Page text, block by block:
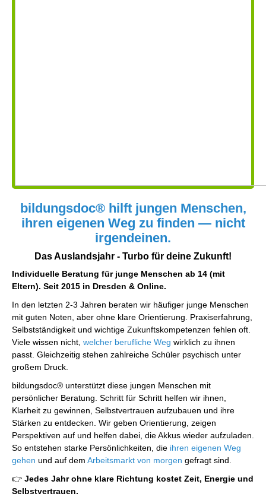
bildungsdoc® hilft jungen Menschen,
ihren eigenen Weg zu finden — nicht
irgendeinen.
Das Auslandsjahr - Turbo für deine Zukunft!
Individuelle Beratung für junge Menschen ab 14 (mit
Eltern). Seit 2015 in Dresden & Online.
In den letzten 2-3 Jahren beraten wir häufiger junge Menschen
mit guten Noten, aber ohne klare Orientierung. Praxiserfahrung,
Selbstständigkeit und wichtige Zukunftskompetenzen fehlen oft.
Viele wissen nicht, welcher berufliche Weg wirklich zu ihnen
passt. Gleichzeitig stehen zahlreiche Schüler psychisch unter
großem Druck.
bildungsdoc® unterstützt diese jungen Menschen mit
persönlicher Beratung. Schritt für Schritt helfen wir ihnen,
Klarheit zu gewinnen, Selbstvertrauen aufzubauen und ihre
Stärken zu entdecken. Wir geben Orientierung, zeigen
Perspektiven auf und helfen dabei, die Akkus wieder aufzuladen.
So entstehen starke Persönlichkeiten, die ihren eigenen Weg
gehen und auf dem Arbeitsmarkt von morgen gefragt sind.
👉 Jedes Jahr ohne klare Richtung kostet Zeit, Energie und
Selbstvertrauen.